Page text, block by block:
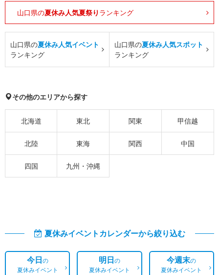
山口県の夏休み人気夏祭り ランキング
山口県の夏休み人気イベント
ランキング
山口県の夏休み人気スポット
ランキング
その他のエリアから探す
北海道 東北 関東 甲信越
北陸 東海 関西 中国
四国 九州・沖縄
夏休みイベントカレンダーから絞り込む
今日の
夏休みイベント
明日の
夏休みイベント
今週末の
夏休みイベント